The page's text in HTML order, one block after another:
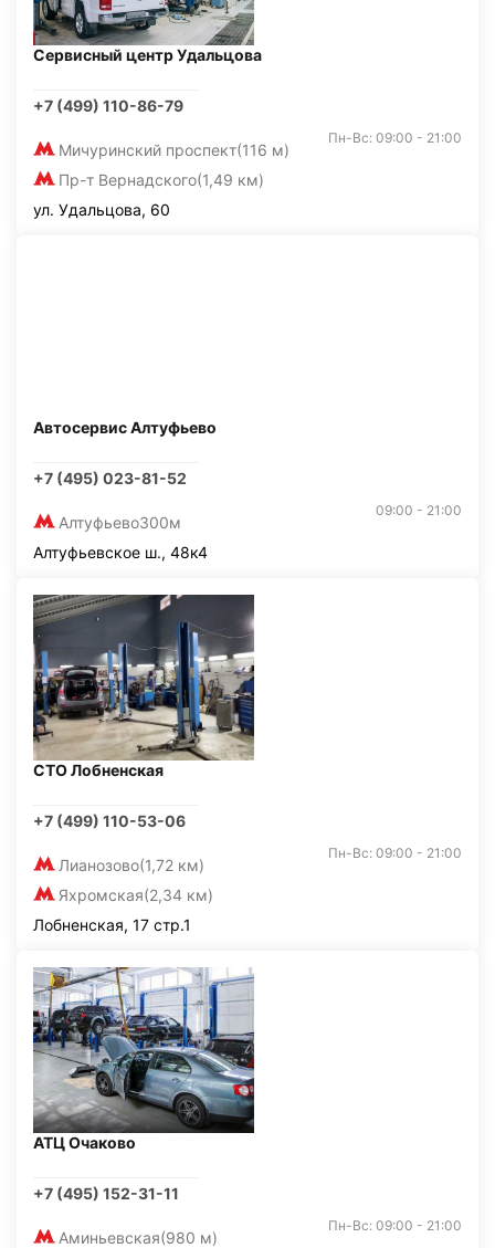
Сервисный центр Удальцова
+7 (499) 110-86-79
Мичуринский проспект(116 м)
Пр-т Вернадского(1,49 км)
Пн-Вс: 09:00 - 21:00
ул. Удальцова, 60
Автосервис Алтуфьево
+7 (495) 023-81-52
Алтуфьево300м
09:00 - 21:00
Алтуфьевское ш., 48к4
СТО Лобненская
+7 (499) 110-53-06
Лианозово(1,72 км)
Яхромская(2,34 км)
Пн-Вс: 09:00 - 21:00
Лобненская, 17 стр.1
АТЦ Очаково
+7 (495) 152-31-11
Аминьевская(980 м)
Пн-Вс: 09:00 - 21:00